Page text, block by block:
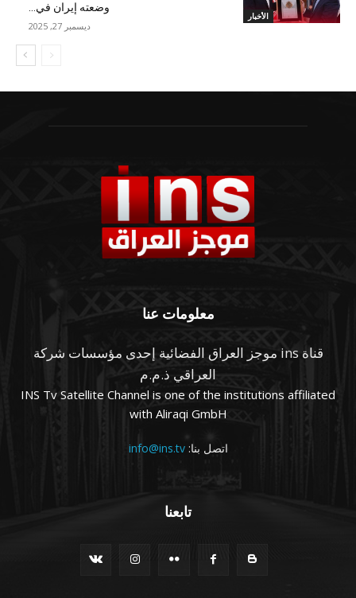
الأخبار
وضعته إيران في...
ديسمبر 27, 2025
معلومات عنا
قناة ins موجز العراق الفضائية إحدى مؤسسات شركة
العراقي ذ.م.م
INS Tv Satellite Channel is one of the institutions affiliated
with Aliraqi GmbH
اتصل بنا:info@ins.tv
تابعنا